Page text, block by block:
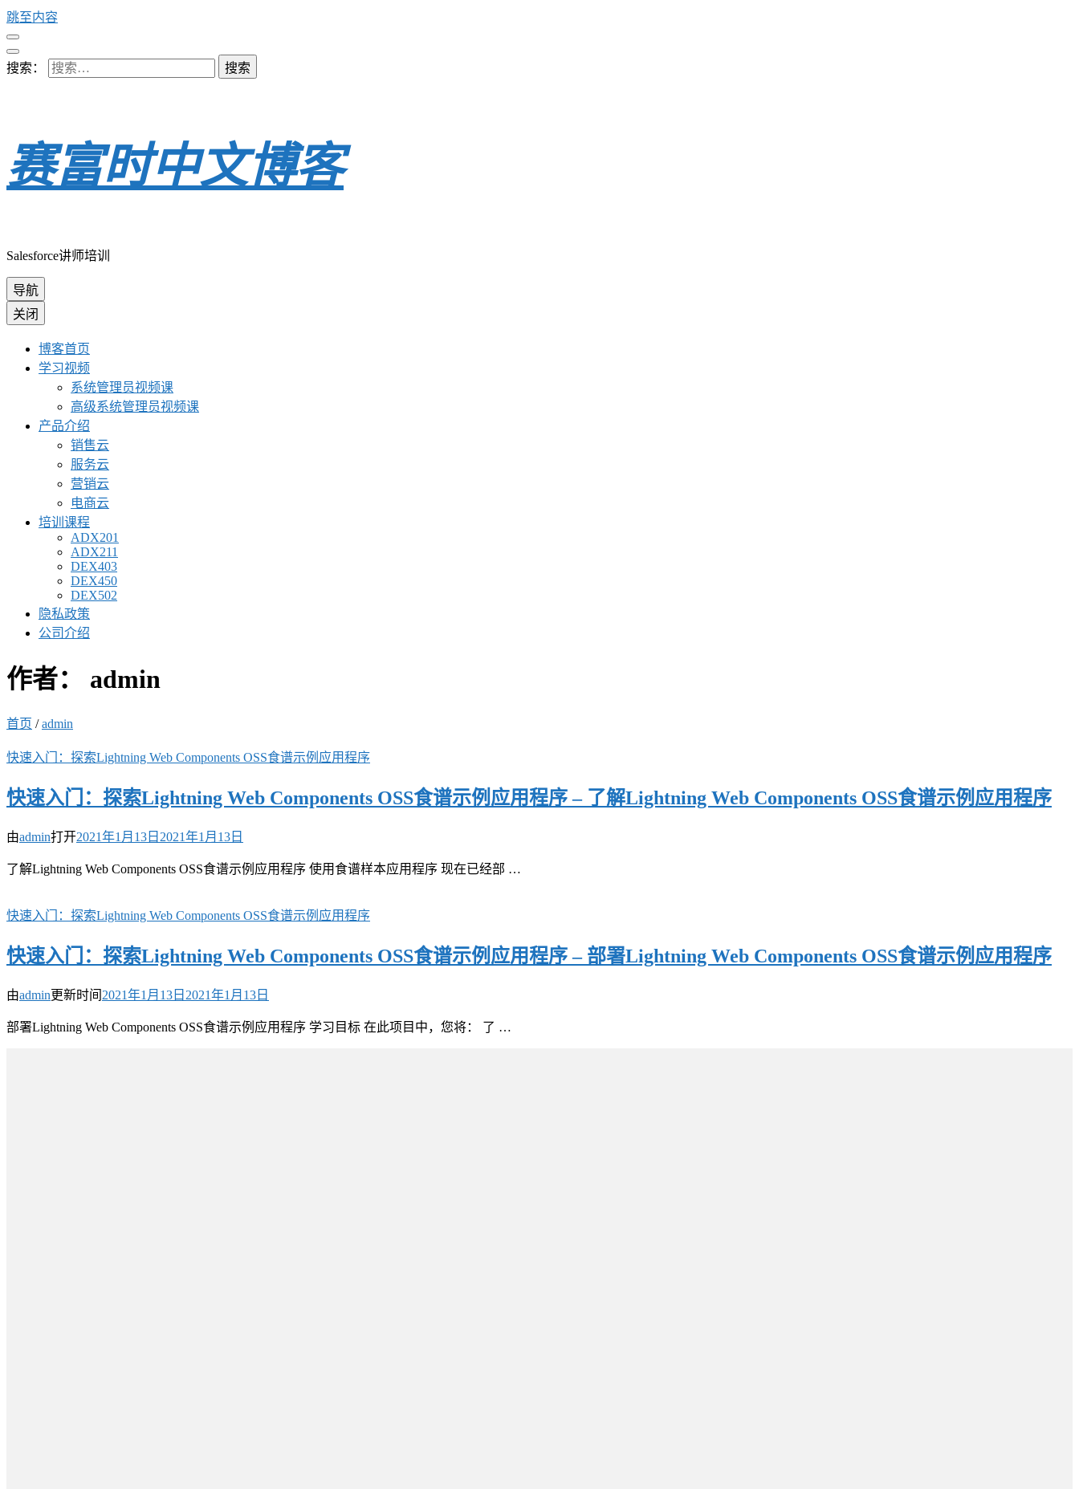
跳至内容
搜索：
赛富时中文博客
Salesforce讲师培训
导航
关闭
博客首页
学习视频
系统管理员视频课
高级系统管理员视频课
产品介绍
销售云
服务云
营销云
电商云
培训课程
ADX201
ADX211
DEX403
DEX450
DEX502
隐私政策
公司介绍
作者： admin
首页 / admin
快速入门：探索Lightning Web Components OSS食谱示例应用程序
快速入门：探索Lightning Web Components OSS食谱示例应用程序 – 了解Lightning Web Components OSS食谱示例应用程序
由admin打开2021年1月13日 2021年1月13日
了解Lightning Web Components OSS食谱示例应用程序 使用食谱样本应用程序 现在已经部 …
快速入门：探索Lightning Web Components OSS食谱示例应用程序
快速入门：探索Lightning Web Components OSS食谱示例应用程序 – 部署Lightning Web Components OSS食谱示例应用程序
由admin更新时间 2021年1月13日 2021年1月13日
部署Lightning Web Components OSS食谱示例应用程序 学习目标 在此项目中，您将： 了 …